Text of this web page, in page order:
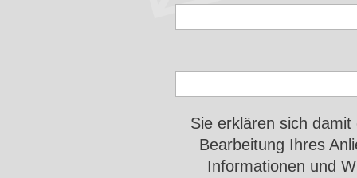
Sie erklären sich
Bearbeitung Ihres
Informationen und